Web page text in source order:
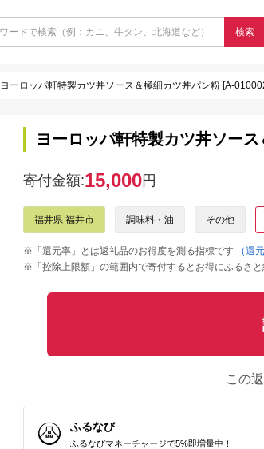
検索
ヨーロッパ軒特製カツ丼ソース＆極細カツ丼パン粉 [A-
ヨーロッパ軒特製カツ丼ソー
寄付金額:15,000円
福井県 福井市 調味料・油 その他
※「還元率」とは返礼品のお得度を測る指標です
（還
※「控除上限額」の範囲内で寄付するとお得にふるさと
この
ふるなび
ふるなびマネーチャージで5%即増量中！